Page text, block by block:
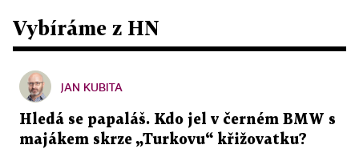
Vybíráme z HN
JAN KUBITA
Hledá se papaláš. Kdo jel v černém BMW s
majákem skrze „Turkovu“ křižovatku?